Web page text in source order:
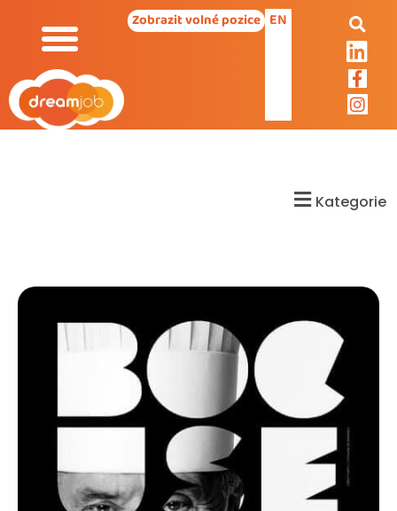
Zobrazit volné pozice EN
Kategorie